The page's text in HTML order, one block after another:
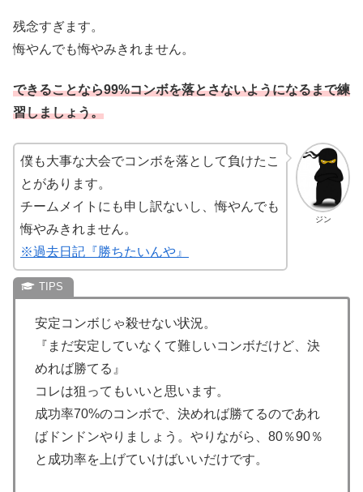
残念すぎます。
悔やんでも悔やみきれません。
できることなら99%コンボを落とさないようになるまで練
習しましょう。
ジン
僕も大事な大会でコンボを落として負けたこ
とがあります。
チームメイトにも申し訳ないし、悔やんでも
悔やみきれません。
※過去日記『勝ちたいんや』
安定コンボじゃ殺せない状況。
『まだ安定していなくて難しいコンボだけど、決
めれば勝てる』
コレは狙ってもいいと思います。
成功率70%のコンボで、決めれば勝てるのであれ
ばドンドンやりましょう。やりながら、80％90％
と成功率を上げていけばいいだけです。